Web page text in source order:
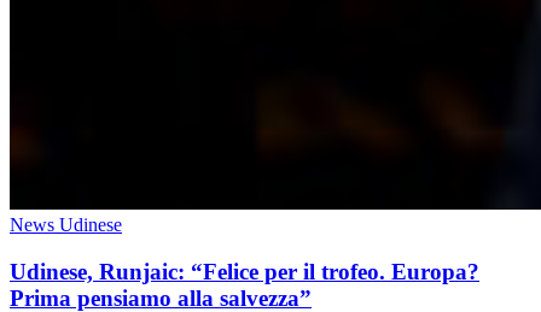
News Udinese
Udinese, Runjaic: “Felice per il trofeo. Europa?
Prima pensiamo alla salvezza”